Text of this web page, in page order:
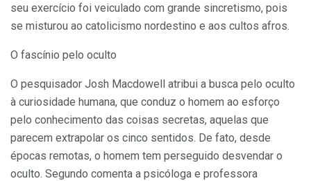
seu exercício foi veiculado com grande sincretismo, pois
se misturou ao catolicismo nordestino e aos cultos afros.
O fascínio pelo oculto
O pesquisador Josh Macdowell atribui a busca pelo oculto
à curiosidade humana, que conduz o homem ao esforço
pelo conhecimento das coisas secretas, aquelas que
parecem extrapolar os cinco sentidos. De fato, desde
épocas remotas, o homem tem perseguido desvendar o
oculto. Segundo comenta a psicóloga e professora